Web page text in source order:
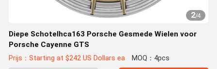
2/4
Diepe Schotelhca163 Porsche Gesmede Wielen voor
Porsche Cayenne GTS
Prijs：Starting at $242 US Dollars ea MOQ：4pcs